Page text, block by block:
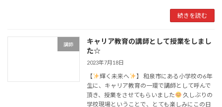
続きを読む
講師
キャリア教育の講師として授業をしまし
た☆
2023年7月18日
【 輝く未来へ
】 和泉市にある小学校の6年
生に、キャリア教育の一環で講師として呼んで
頂き、授業をさせてもらいました
久しぶりの
学校現場ということで、とても楽しみにこの日